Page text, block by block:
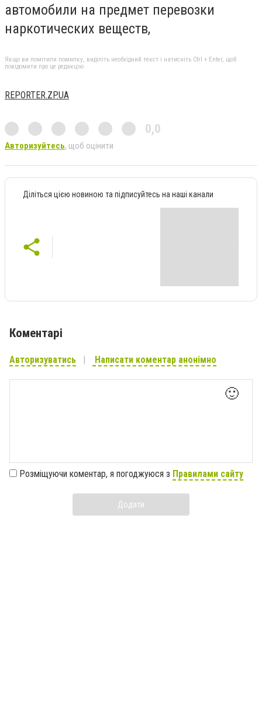
автомобили на предмет перевозки
наркотических веществ,
Якщо ви помітили помилку, виділіть необхідний текст і натисніть Ctrl + Enter, щоб
повідомити про це редакцію
REPORTER.ZP.UA
0,0
Авторизуйтесь, щоб оцінити
Діліться цією новиною та підписуйтесь на наші канали
Коментарі
Авторизуватись Написати коментар анонімно
🙂
Розміщуючи коментар, я погоджуюся з Правилами сайту
Додати